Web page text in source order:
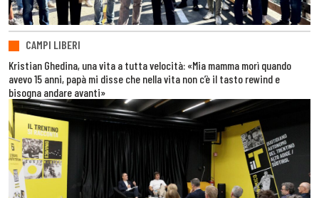
CAMPI LIBERI
Kristian Ghedina, una vita a tutta velocità: «Mia mamma morì quando
avevo 15 anni, papà mi disse che nella vita non c’è il tasto rewind e
bisogna andare avanti»